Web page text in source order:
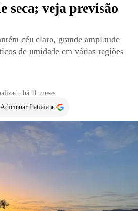
seca; veja previsão
céu claro, grande amplitude
de umidade em várias regiões
há 11 meses
Adicionar Itatiaia ao